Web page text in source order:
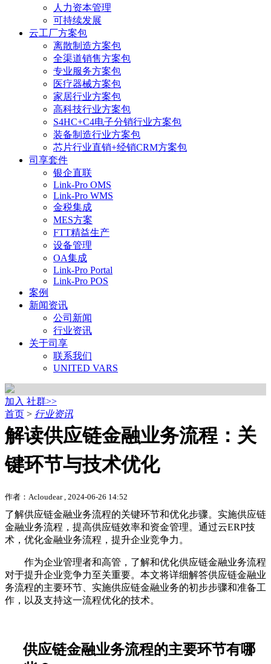
人力资本管理
可持续发展
云工厂方案包
离散制造方案包
全渠道销售方案包
专业服务方案包
医疗器械方案包
家居行业方案包
高科技行业方案包
S4HC+C4电子分销行业方案包
装备制造行业方案包
芯片行业直销+经销CRM方案包
司享套件
银企直联
Link-Pro OMS
Link-Pro WMS
金税集成
MES方案
FTT精益生产
设备管理
OA集成
Link-Pro Portal
Link-Pro POS
案例
新闻资讯
公司新闻
行业资讯
关于司享
联系我们
UNITED VARS
加入 社群>>
首页 > 行业资讯
解读供应链金融业务流程：关
键环节与技术优化
作者：Acloudear , 2024-06-26 14:52
了解供应链金融业务流程的关键环节和优化步骤。实施供应链
金融业务流程，提高供应链效率和资金管理。通过云ERP技
术，优化金融业务流程，提升企业竞争力。
作为企业管理者和高管，了解和优化供应链金融业务流程
对于提升企业竞争力至关重要。本文将详细解答供应链金融业
务流程的主要环节、实施供应链金融业务的初步步骤和准备工
作，以及支持这一流程优化的技术。
供应链金融业务流程的主要环节有哪